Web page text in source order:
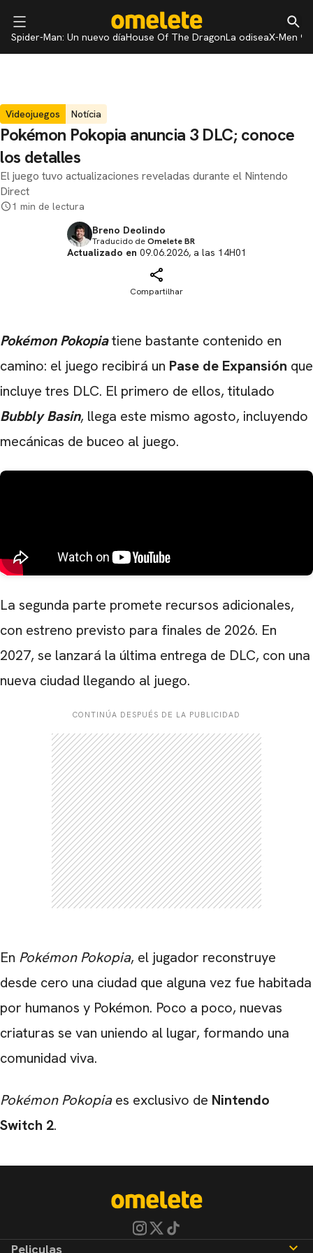
Spider-Man: Un nuevo díaHouse Of The DragonLa odiseaX-Men 97
Videojuegos Notícia
Pokémon Pokopia anuncia 3 DLC; conoce
los detalles
El juego tuvo actualizaciones reveladas durante el Nintendo
Direct
1 min de lectura
Breno Deolindo
Traducido deOmelete BR
Actualizado en 09.06.2026, a las 14H01
Compartilhar
Pokémon Pokopiatiene bastante contenido en
camino: el juego recibirá un Pase de Expansión que
incluye tres DLC. El primero de ellos, titulado
Bubbly Basin, llega este mismo agosto, incluyendo
mecánicas de buceo al juego.
La segunda parte promete recursos adicionales,
con estreno previsto para finales de 2026. En
2027, se lanzará la última entrega de DLC, con una
nueva ciudad llegando al juego.
CONTINÚA DESPUÉS DE LA PUBLICIDAD
En Pokémon Pokopia, el jugador reconstruye
desde cero una ciudad que alguna vez fue habitada
por humanos y Pokémon. Poco a poco, nuevas
criaturas se van uniendo al lugar, formando una
comunidad viva.
Pokémon Pokopiaes exclusivo de Nintendo
Switch 2.
CARREGANDO PUBLICIDADE
Peliculas